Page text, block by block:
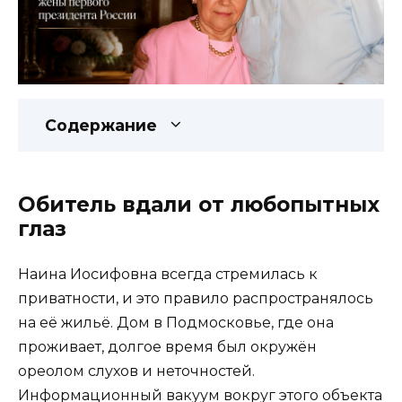
Содержание
Обитель вдали от любопытных
глаз
Наина Иосифовна всегда стремилась к
приватности, и это правило распространялось
на её жильё. Дом в Подмосковье, где она
проживает, долгое время был окружён
ореолом слухов и неточностей.
Информационный вакуум вокруг этого объекта